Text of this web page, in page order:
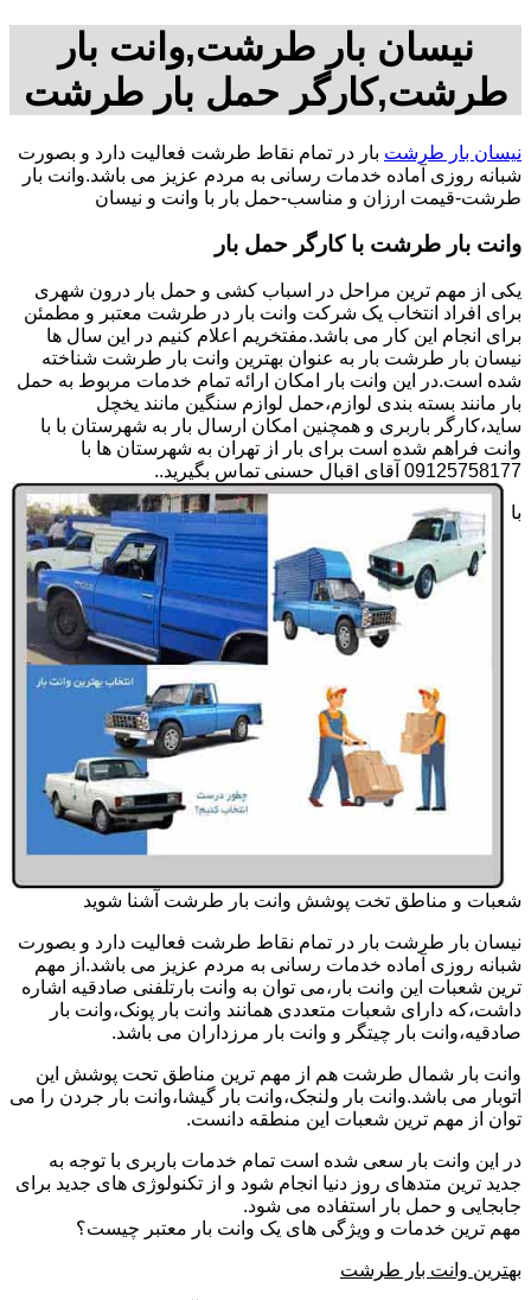
نیسان بار طرشت,وانت بار
طرشت,کارگر حمل بار طرشت
نیسان بار طرشت بار در تمام نقاط طرشت فعالیت دارد و بصورت
شبانه روزی آماده خدمات رسانی به مردم عزیز می باشد.وانت بار
طرشت-قیمت ارزان و مناسب-حمل بار با وانت و نیسان
وانت بار طرشت با کارگر حمل بار
یکی از مهم ترین مراحل در اسباب کشی و حمل بار درون شهری
برای افراد انتخاب یک شرکت وانت بار در طرشت معتبر و مطمئن
برای انجام این کار می باشد.مفتخریم اعلام کنیم در این سال ها
نیسان بار طرشت بار به عنوان بهترین وانت بار طرشت شناخته
شده است.در این وانت بار امکان ارائه تمام خدمات مربوط به حمل
بار مانند بسته بندی لوازم،حمل لوازم سنگین مانند یخچل
ساید،کارگر باربری و همچنین امکان ارسال بار به شهرستان با با
وانت فراهم شده است برای بار از تهران به شهرستان ها با
09125758177 آقای اقبال حسنی تماس بگیرید..
با
شعبات و مناطق تخت پوشش وانت بار طرشت آشنا شوید
نیسان بار طرشت بار در تمام نقاط طرشت فعالیت دارد و بصورت
شبانه روزی آماده خدمات رسانی به مردم عزیز می باشد.از مهم
ترین شعبات این وانت بار،می توان به وانت بارتلفنی صادقیه اشاره
داشت،که دارای شعبات متعددی همانند وانت بار پونک،وانت بار
صادقیه،وانت بار چیتگر و وانت بار مرزداران می باشد.
وانت بار شمال طرشت هم از مهم ترین مناطق تحت پوشش این
اتوبار می باشد.وانت بار ولنجک،وانت بار گیشا،وانت بار جردن را می
توان از مهم ترین شعبات این منطقه دانست.
در این وانت بار سعی شده است تمام خدمات باربری با توجه به
جدید ترین متدهای روز دنیا انجام شود و از تکنولوژی های جدید برای
جابجایی و حمل بار استفاده می شود.
مهم ترین خدمات و ویژگی های یک وانت بار معتبر چیست؟
بهترین وانت بار طرشت